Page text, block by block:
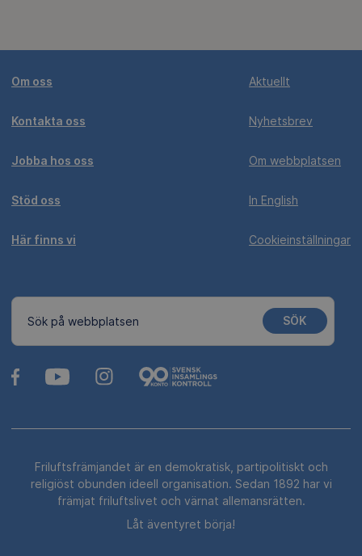
Om oss
Kontakta oss
Jobba hos oss
Stöd oss
Här finns vi
Aktuellt
Nyhetsbrev
Om webbplatsen
In English
Cookieinställningar
Sök på webbplatsen SÖK
Friluftsfrämjandet är en demokratisk, partipolitiskt och
religiöst obunden ideell organisation. Sedan 1892 har vi
främjat friluftslivet och värnat allemansrätten.
Låt äventyret börja!